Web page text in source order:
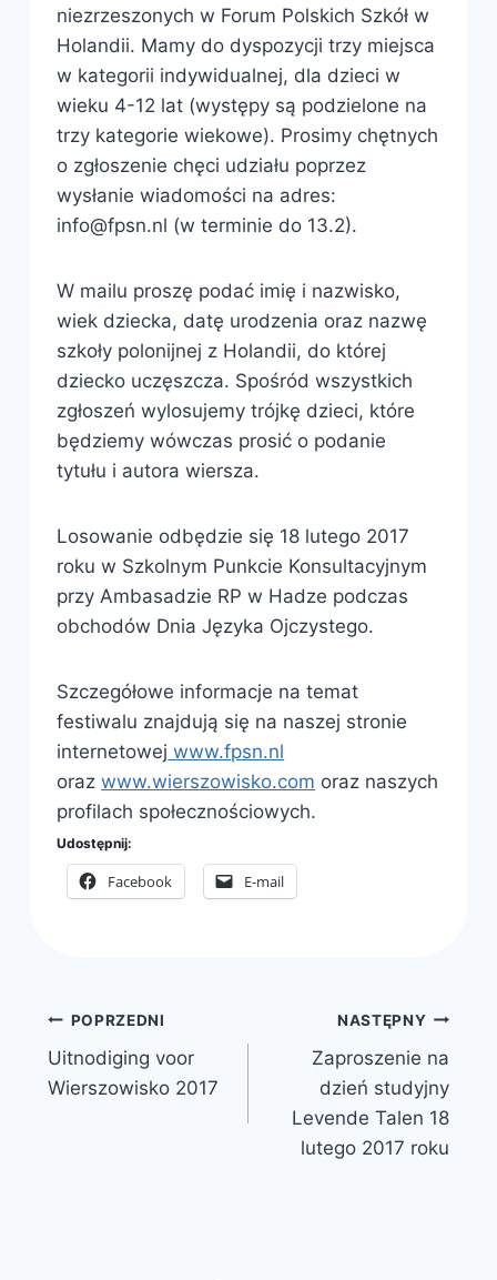
niezrzeszonych w Forum Polskich Szkół w
Holandii. Mamy do dyspozycji trzy miejsca
w kategorii indywidualnej, dla dzieci w
wieku 4-12 lat (występy są podzielone na
trzy kategorie wiekowe). Prosimy chętnych
o zgłoszenie chęci udziału poprzez
wysłanie wiadomości na adres:
info@fpsn.nl (w terminie do 13.2).
W mailu proszę podać imię i nazwisko,
wiek dziecka, datę urodzenia oraz nazwę
szkoły polonijnej z Holandii, do której
dziecko uczęszcza. Spośród wszystkich
zgłoszeń wylosujemy trójkę dzieci, które
będziemy wówczas prosić o podanie
tytułu i autora wiersza.
Losowanie odbędzie się 18 lutego 2017
roku w Szkolnym Punkcie Konsultacyjnym
przy Ambasadzie RP w Hadze podczas
obchodów Dnia Języka Ojczystego.
Szczegółowe informacje na temat
festiwalu znajdują się na naszej stronie
internetowej www.fpsn.nl
orazwww.wierszowisko.com oraz naszych
profilach społecznościowych.
Udostępnij:
Facebook E-mail
Nawigacja
wpisu
POPRZEDNI
Uitnodiging voor
Wierszowisko 2017
NASTĘPNY
Zaproszenie na
dzień studyjny
Levende Talen 18
lutego 2017 roku